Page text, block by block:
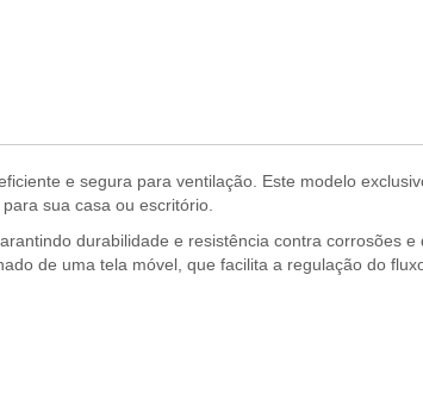
e segura para ventilação. Este modelo
sua casa ou escritório.
durabilidade e resistência contra corrosões
de uma tela móvel, que facilita a regulação do